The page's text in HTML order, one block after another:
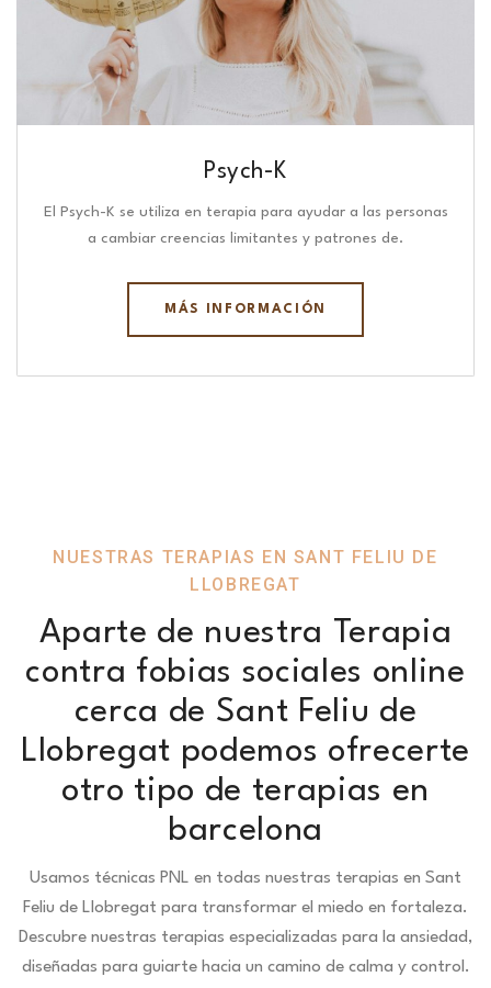
Psych-K
El Psych-K se utiliza en terapia para ayudar a las personas
a cambiar creencias limitantes y patrones de.
MÁS INFORMACIÓN
NUESTRAS TERAPIAS EN SANT FELIU DE
LLOBREGAT
Aparte de nuestra Terapia
contra fobias sociales online
cerca de Sant Feliu de
Llobregat podemos ofrecerte
otro tipo de terapias en
barcelona
Usamos técnicas PNL en todas nuestras terapias en Sant
Feliu de Llobregat para transformar el miedo en fortaleza.
Descubre nuestras terapias especializadas para la ansiedad,
diseñadas para guiarte hacia un camino de calma y control.